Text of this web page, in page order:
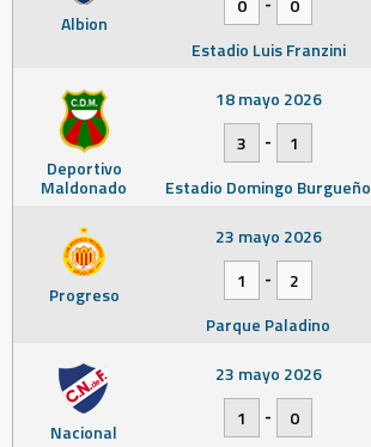
Albion
Estadio Luis Franzini
Deportivo
Maldonado
18 mayo 2026
3
-
1
Estadio Domingo Burgueño
Progreso
23 mayo 2026
1
-
2
Parque Paladino
Nacional
23 mayo 2026
1
-
0